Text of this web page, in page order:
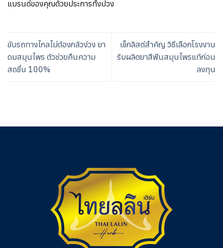
แบรนด์ของคุณด้วยประการทั้งปวง
ขับรถทางไกลไม่ต้องกลัวง่วง ยา
ดมสมุนไพร ตัวช่วยคืนความ
สดชื่น 100%
เช็กลิสต์สำคัญ วิธีเลือกโรงงาน
รับผลิตยาสีฟันสมุนไพรแท้ก่อน
ลงทุน